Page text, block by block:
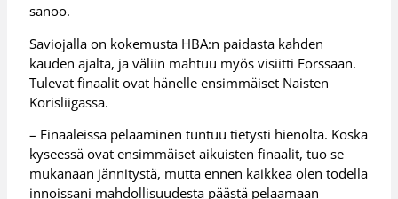
sanoo.
Saviojalla on kokemusta HBA:n paidasta kahden
kauden ajalta, ja väliin mahtuu myös visiitti Forssaan.
Tulevat finaalit ovat hänelle ensimmäiset Naisten
Korisliigassa.
– Finaaleissa pelaaminen tuntuu tietysti hienolta. Koska
kyseessä ovat ensimmäiset aikuisten finaalit, tuo se
mukanaan jännitystä, mutta ennen kaikkea olen todella
innoissani mahdollisuudesta päästä pelaamaan